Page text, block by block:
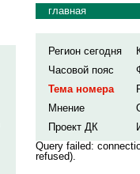
главная
Регион сегодня
Часовой пояс
Тема номера
Мнение
Проект ДК
Query failed:
refused).